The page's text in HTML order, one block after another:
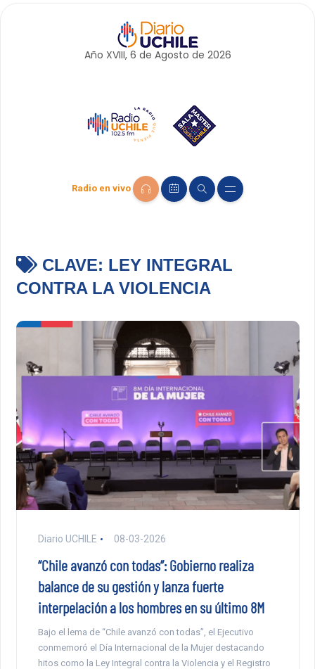
Año XVIII, 6 de Agosto de 2026
Radio en vivo
CLAVE: LEY INTEGRAL
CONTRA LA VIOLENCIA
Diario UCHILE 08-03-2026
“Chile avanzó con todas”: Gobierno realiza
balance de su gestión y lanza fuerte
interpelación a los hombres en su último 8M
Bajo el lema de “Chile avanzó con todas”, el Ejecutivo
conmemoró el Día Internacional de la Mujer destacando
hitos como la Ley Integral contra la Violencia y el Registro